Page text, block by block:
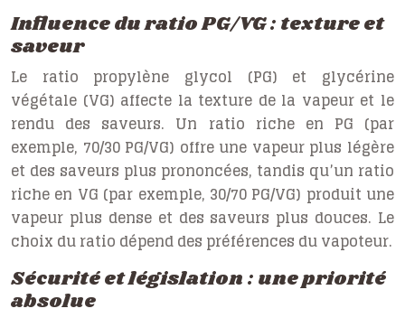
Influence du ratio PG/VG : texture et
saveur
Le ratio propylène glycol (PG) et glycérine
végétale (VG) affecte la texture de la vapeur et le
rendu des saveurs. Un ratio riche en PG (par
exemple, 70/30 PG/VG) offre une vapeur plus légère
et des saveurs plus prononcées, tandis qu’un ratio
riche en VG (par exemple, 30/70 PG/VG) produit une
vapeur plus dense et des saveurs plus douces. Le
choix du ratio dépend des préférences du vapoteur.
Sécurité et législation : une priorité
absolue